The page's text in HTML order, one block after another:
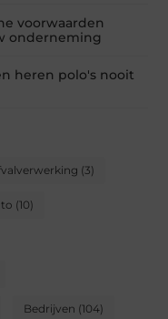
voorwaarden
onderneming
heren polo's nooit
(3)
(10)
Bedrijven (104)